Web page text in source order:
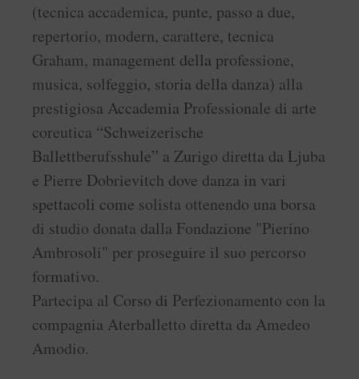
(tecnica accademica, punte, passo a due,
repertorio, modern, carattere, tecnica
Graham, management della professione,
musica, solfeggio, storia della danza) alla
prestigiosa Accademia Professionale di arte
coreutica “Schweizerische
Ballettberufsshule” a Zurigo diretta da Ljuba
e Pierre Dobrievitch dove danza in vari
spettacoli come solista ottenendo una borsa
di studio donata dalla Fondazione "Pierino
Ambrosoli" per proseguire il suo percorso
formativo.
Partecipa al Corso di Perfezionamento con la
compagnia Aterballetto diretta da Amedeo
Amodio.